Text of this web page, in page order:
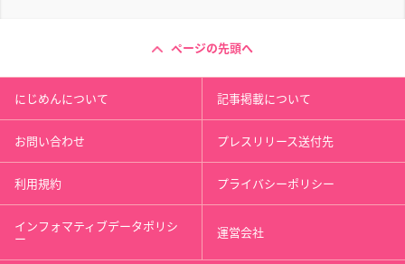
ページの先頭へ
にじめんについて 記事掲載について
お問い合わせ プレスリリース送付先
利用規約 プライバシーポリシー
インフォマティブデータポリシ
ー 運営会社